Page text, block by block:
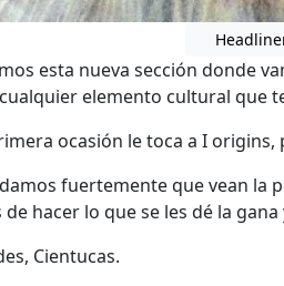
esta nueva sección donde
elemento cultural que
ocasión le toca a I
fuertemente que vean la
hacer lo que se les dé la
Cientucas.